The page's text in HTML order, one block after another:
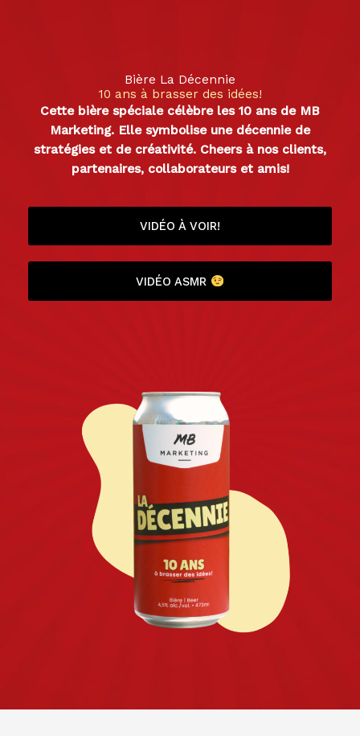
Bière La Décennie
10 ans à brasser des idées!
Cette bière spéciale célèbre les 10 ans de MB
Marketing. Elle symbolise une décennie de
stratégies et de créativité. Cheers à nos clients,
partenaires, collaborateurs et amis!
VIDÉO À VOIR!
VIDÉO ASMR